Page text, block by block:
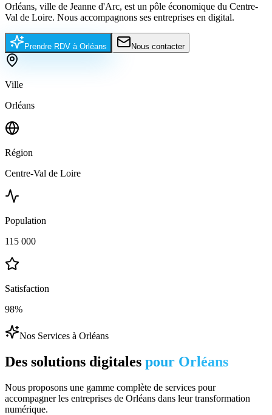
Orléans, ville de Jeanne d'Arc, est un pôle économique du Centre-
Val de Loire. Nous accompagnons ses entreprises en digital.
Prendre RDV à Orléans Nous contacter
Ville
Orléans
Région
Centre-Val de Loire
Population
115 000
Satisfaction
98%
Nos Services à Orléans
Des solutions digitales pour Orléans
Nous proposons une gamme complète de services pour
accompagner les entreprises de Orléans dans leur transformation
numérique.